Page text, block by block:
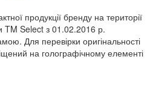
продукції бренду на території
TM Select з 01.02.2016 р.
Для перевірки оригінальності
на голографічному елементі